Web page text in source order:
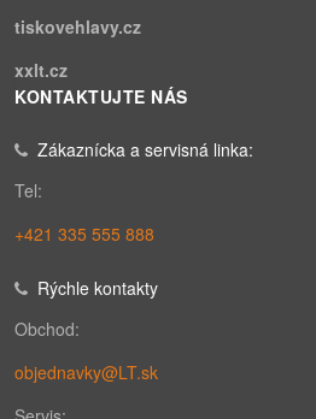
tiskovehlavy.cz
xxlt.cz
KONTAKTUJTE NÁS
Zákaznícka a servisná linka:
Tel:
+421 335 555 888
Rýchle kontakty
Obchod:
objednavky@LT.sk